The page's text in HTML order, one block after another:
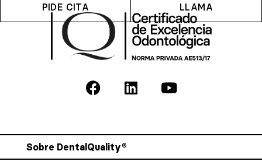
PIDE CITA LLAMA
Sobre DentalQuality®